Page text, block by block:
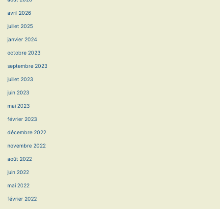
avril 2026
juillet 2025
janvier 2024
octobre 2023
septembre 2023
juillet 2023
juin 2023
mai 2023
février 2023
décembre 2022
novembre 2022
août 2022
juin 2022
mai 2022
février 2022